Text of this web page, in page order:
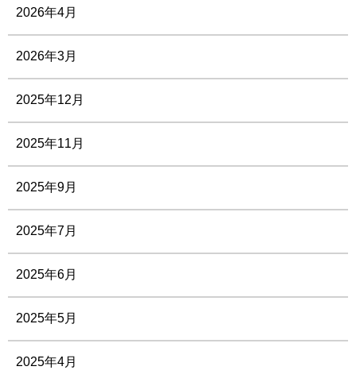
2026年4月
2026年3月
2025年12月
2025年11月
2025年9月
2025年7月
2025年6月
2025年5月
2025年4月